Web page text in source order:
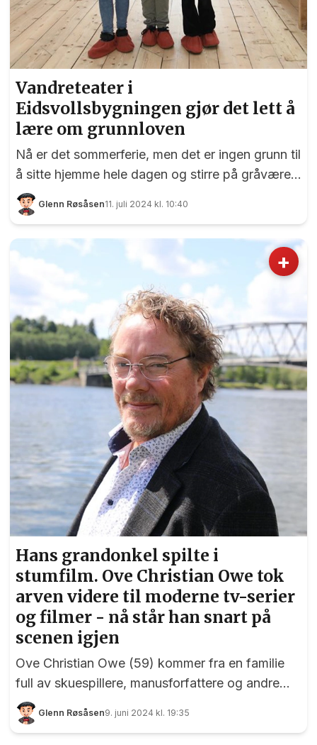
Vandreteater i
Eidsvollsbygningen gjør det lett å
lære om grunnloven
Nå er det sommerferie, men det er ingen grunn til
å sitte hjemme hele dagen og stirre på gråværet.
Eidsvoll 1814 har et splitter nytt sommerprogram
og inviterer både store og små til aktiviteter i
øsende og pøsende regnvær og ble med et
knippe barn på vandreteater for å lære om
hvordan grunnloven ble til. Synne Elvira Bratli
Hagen, Emma Tverborgvik Skjønsby og Halla
Haflidadottir var med på vandreteater i
Eidsvollsbygningen. Foto: Glenn Røsåsen
Glenn Røsåsen11. juli 2024 kl. 10:40
+
Hans grandonkel spilte i
stumfilm. Ove Christian Owe tok
arven videre til moderne tv-serier
og filmer - nå står han snart på
scenen igjen
Ove Christian Owe (59) kommer fra en familie
full av skuespillere, manusforfattere og andre
som driver med ting som kan formidles fra en
scene eller på tv. Det kan spores helt tilbake til
Glenn Røsåsen9. juni 2024 kl. 19:35